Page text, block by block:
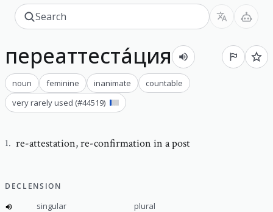
переаттеста́ция
noun feminine inanimate
countable
very rarely used (#44519)
1. re-attestation,re-confirmation in a post
DECLENSION
singular
plural